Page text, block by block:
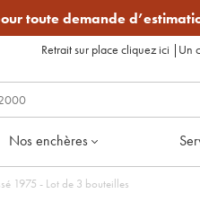
toute demande
Retrait sur place cliquez ici | Un
Nos enchères
Château Ducru Beaucaillou 2ème Grand Cru Classé 1975 - Lot de 3 bouteilles